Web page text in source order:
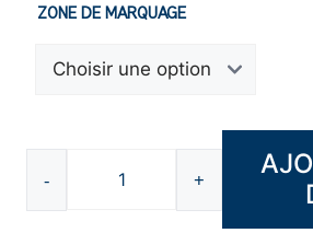
ZONE DE MARQUAGE
-
quantité
de
+